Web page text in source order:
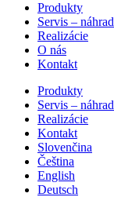
Produkty
Servis –
Realizácie
O nás
Kontakt
Produkty
Servis –
Realizácie
Kontakt
Slovenčina
Čeština
English
Deutsch